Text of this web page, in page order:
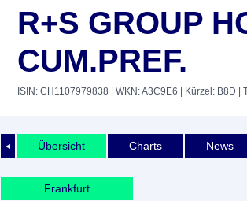
R+S GROUP
CUM.PREF.
ISIN: CH1107979838 | WKN: A3C9E6 | Kürzel: B8D |
◄ Übersicht Charts News
Frankfurt